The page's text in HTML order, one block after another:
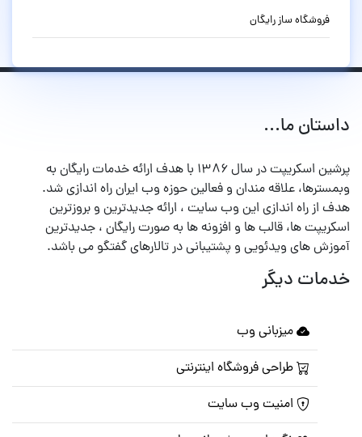
فروشگاه ساز رایگان
داستان ما...
پرشین اسکریپت در سال ۱۳۸۶ با هدف ارائه خدمات رایگان به
وبمسترها، علاقه مندان و فعالین حوزه وب ایران راه اندازی شد.
هدف از راه اندازی این وب سایت ، ارائه جدیدترین و بروزترین
اسکریپت ها، قالب ها و افزونه ها به صورت رایگان ، جدیدترین
آموزش های ویدئویی و پشتیبانی در تالارهای گفتگو می باشد.
خدمات دیگر
میزبانی وب
طراحی فروشگاه اینترنتی
امنیت وب سایت